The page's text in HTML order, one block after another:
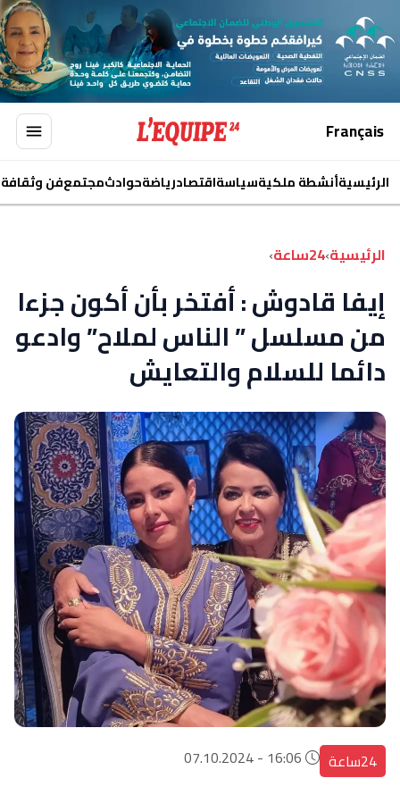
Français
الرئيسيةأنشطة ملكيةسياسةاقتصادرياضةحوادثمجتمعفن وثقافة
الرئيسية›24ساعة ›
إيفا قادوش : أفتخر بأن أكون جزءا
من مسلسل ” الناس لملاح” وادعو
دائما للسلام والتعايش
24ساعة